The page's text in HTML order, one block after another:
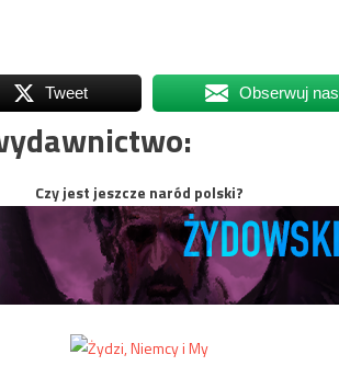
Tweet Obserwuj nas
Czy jest jeszcze naród polski?